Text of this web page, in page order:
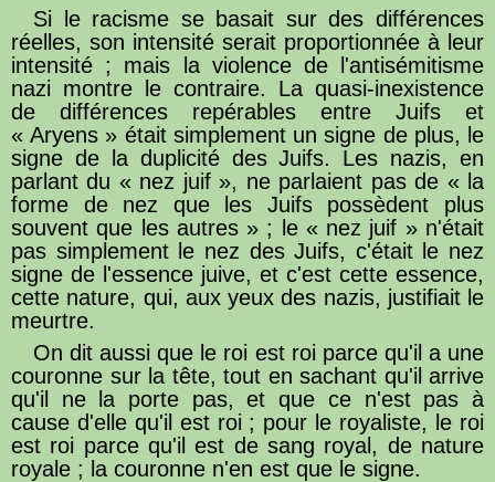
Si le racisme se basait sur des différences
réelles, son intensité serait proportionnée à leur
intensité ; mais la violence de l'antisémitisme
nazi montre le contraire. La quasi-inexistence
de différences repérables entre Juifs et
« Aryens » était simplement un signe de plus, le
signe de la duplicité des Juifs. Les nazis, en
parlant du « nez juif », ne parlaient pas de « la
forme de nez que les Juifs possèdent plus
souvent que les autres » ; le « nez juif » n'était
pas simplement le nez des Juifs, c'était le nez
signe de l'essence juive, et c'est cette essence,
cette nature, qui, aux yeux des nazis, justifiait le
meurtre.
On dit aussi que le roi est roi parce qu'il a une
couronne sur la tête, tout en sachant qu'il arrive
qu'il ne la porte pas, et que ce n'est pas à
cause d'elle qu'il est roi ; pour le royaliste, le roi
est roi parce qu'il est de sang royal, de nature
royale ; la couronne n'en est que le signe.